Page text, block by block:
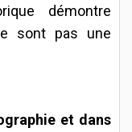
démontre
sont pas une
et dans